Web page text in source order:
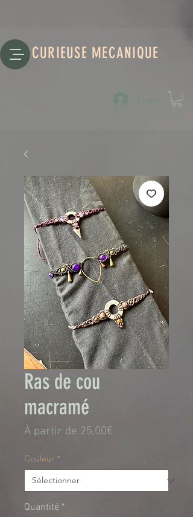
CURIEUSE MECANIQUE
Log-in
Ras de cou
macramé
À partir de 25,00€
Couleur *
Quantité *